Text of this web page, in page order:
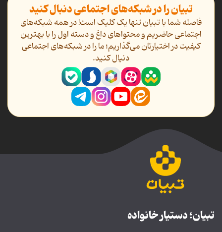
تبیان را در شبکه‌های اجتماعی دنبال کنید
فاصله شما با تبیان تنها یک کلیک است! در همه شبکه‌های
اجتماعی حاضریم و محتواهای داغ و دسته اول را با بهترین
کیفیت در اختیارتان می‌گذاریم؛ ما را در شبکه‌های اجتماعی
دنیال کنید.
تبیان؛ دستیار خانواده